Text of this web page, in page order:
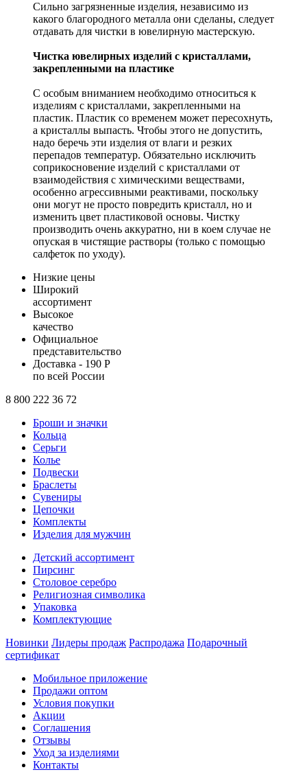
Сильно загрязненные изделия, независимо из
какого благородного металла они сделаны, следует
отдавать для чистки в ювелирную мастерскую.
Чистка ювелирных изделий с кристаллами,
закрепленными на пластике
С особым вниманием необходимо относиться к
изделиям с кристаллами, закрепленными на
пластик. Пластик со временем может пересохнуть,
а кристаллы выпасть. Чтобы этого не допустить,
надо беречь эти изделия от влаги и резких
перепадов температур. Обязательно исключить
соприкосновение изделий с кристаллами от
взаимодействия с химическими веществами,
особенно агрессивными реактивами, поскольку
они могут не просто повредить кристалл, но и
изменить цвет пластиковой основы. Чистку
производить очень аккуратно, ни в коем случае не
опуская в чистящие растворы (только с помощью
салфеток по уходу).
Низкие цены
Широкий
ассортимент
Высокое
качество
Официальное
представительство
Доставка - 190 Р
по всей России
8 800 222 36 72
Броши и значки
Кольца
Серьги
Колье
Подвески
Браслеты
Сувениры
Цепочки
Комплекты
Изделия для мужчин
Детский ассортимент
Пирсинг
Столовое серебро
Религиозная символика
Упаковка
Комплектующие
Новинки Лидеры продаж Распродажа Подарочный
сертификат
Мобильное приложение
Продажи оптом
Условия покупки
Акции
Соглашения
Отзывы
Уход за изделиями
Контакты